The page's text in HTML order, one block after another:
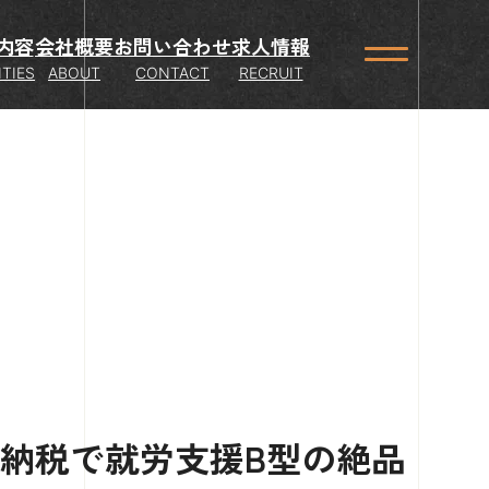
容会社概要
ABOUT
お問い合わせ
CONTACT
求人情報
RECRUIT
税で就労支援B型の絶品